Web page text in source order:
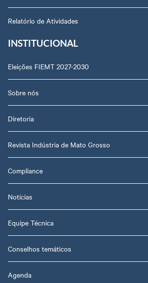
Relatório de Atividades
INSTITUCIONAL
Eleições FIEMT 2027-2030
Sobre nós
Diretoria
Revista Indústria de Mato Grosso
Compliance
Notícias
Equipe Técnica
Conselhos temáticos
Agenda